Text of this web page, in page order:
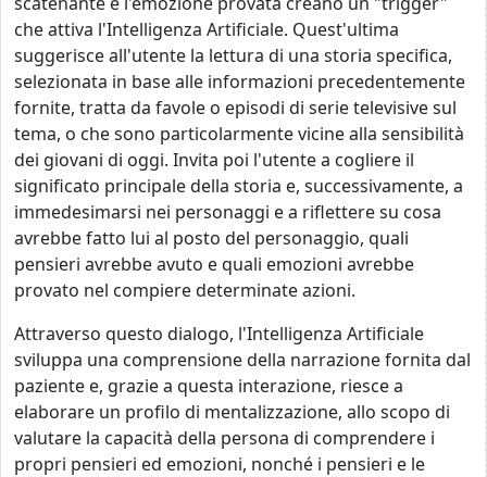
che attiva l'Intelligenza Artificiale. Quest'ultima
suggerisce all'utente la lettura di una storia specifica,
selezionata in base alle informazioni precedentemente
fornite, tratta da favole o episodi di serie televisive sul
tema, o che sono particolarmente vicine alla sensibilità
dei giovani di oggi. Invita poi l'utente a cogliere il
significato principale della storia e, successivamente, a
immedesimarsi nei personaggi e a riflettere su cosa
avrebbe fatto lui al posto del personaggio, quali
pensieri avrebbe avuto e quali emozioni avrebbe
provato nel compiere determinate azioni.
Attraverso questo dialogo, l'Intelligenza Artificiale
sviluppa una comprensione della narrazione fornita dal
paziente e, grazie a questa interazione, riesce a
elaborare un profilo di mentalizzazione, allo scopo di
valutare la capacità della persona di comprendere i
propri pensieri ed emozioni, nonché i pensieri e le